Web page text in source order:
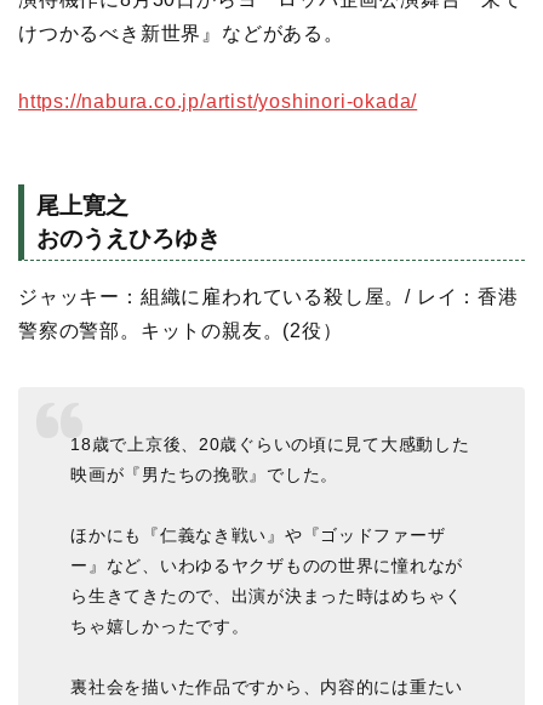
けつかるべき新世界』などがある。
https://nabura.co.jp/artist/yoshinori-okada/
尾上寛之
おのうえひろゆき
ジャッキー：組織に雇われている殺し屋。/ レイ：香港
警察の警部。キットの親友。(2役）
18歳で上京後、20歳ぐらいの頃に見て大感動した
映画が『男たちの挽歌』でした。
ほかにも『仁義なき戦い』や『ゴッドファーザ
ー』など、いわゆるヤクザものの世界に憧れなが
ら生きてきたので、出演が決まった時はめちゃく
ちゃ嬉しかったです。
裏社会を描いた作品ですから、内容的には重たい